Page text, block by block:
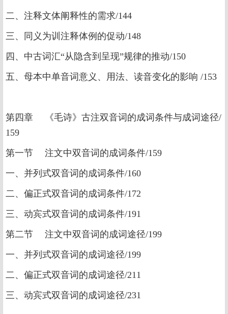
二、注释文体阐释性的需求/144
三、同义为训注释体例的促动/148
四、中古词汇“从隐含到呈现”规律的推动/150
五、母本中单音词意义、用法、读音变化的影响 /153
第四章 《毛诗》古注双音词的成词条件与成词途径/
159
第一节 注文中双音词的成词条件/159
一、并列式双音词的成词条件/160
二、偏正式双音词的成词条件/172
三、动宾式双音词的成词条件/191
第二节 注文中双音词的成词途径/199
一、并列式双音词的成词途径/199
二、偏正式双音词的成词途径/211
三、动宾式双音词的成词途径/231